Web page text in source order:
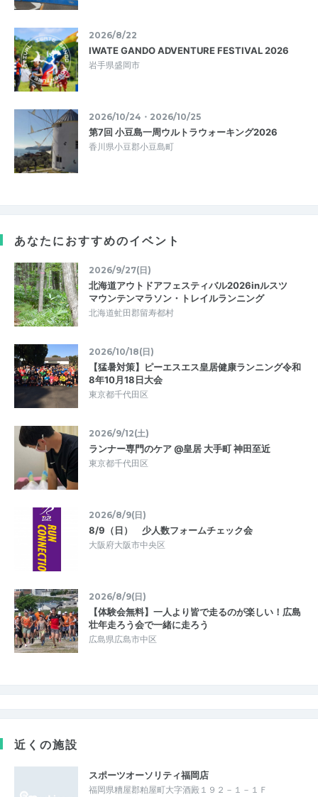
2026/8/22
IWATE GANDO ADVENTURE FESTIVAL 2026
岩手県盛岡市
2026/10/24・2026/10/25
第7回 小豆島一周ウルトラウォーキング2026
香川県小豆郡小豆島町
あなたにおすすめのイベント
2026/9/27(日)
北海道アウトドアフェスティバル2026inルスツ
マウンテンマラソン・トレイルランニング
北海道虻田郡留寿都村
2026/10/18(日)
【猛暑対策】ピーエスエス皇居健康ランニング令和
8年10月18日大会
東京都千代田区
2026/9/12(土)
ランナー専門のケア @皇居 大手町 神田至近
東京都千代田区
2026/8/9(日)
8/9（日） 少人数フォームチェック会
大阪府大阪市中央区
2026/8/9(日)
【体験会無料】一人より皆で走るのが楽しい！広島
壮年走ろう会で一緒に走ろう
広島県広島市中区
近くの施設
スポーツオーソリティ福岡店
福岡県糟屋郡粕屋町大字酒殿１９２－１－１Ｆ